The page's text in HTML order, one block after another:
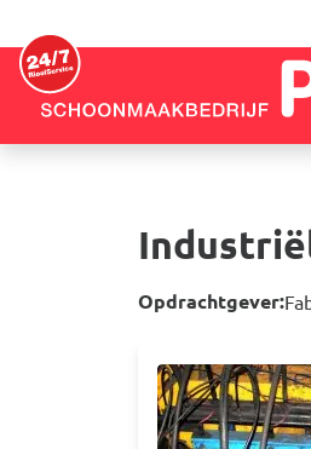
Opdrachtgever:
Afbeelding